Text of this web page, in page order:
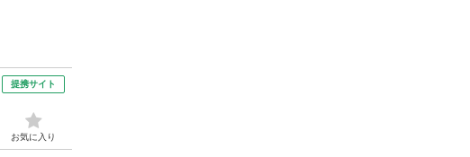
提携サイト
お気に入り